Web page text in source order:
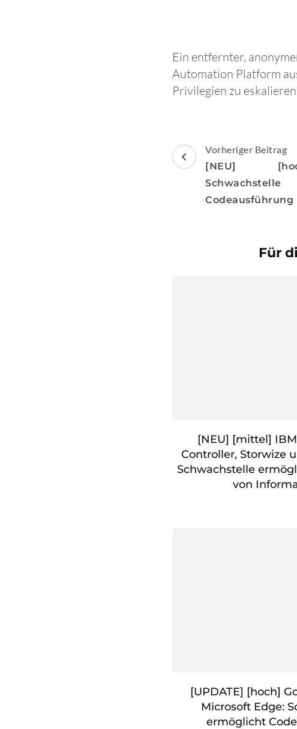
Ein entfernter,
Automation Platform
Privilegien zu
Vorheriger Beitrag
[NEU]
Codeausführung
Für
[NEU] [mittel]
Controller, Storwize
Schwachstelle
von
[UPDATE] [hoch]
Microsoft Edge:
ermöglicht